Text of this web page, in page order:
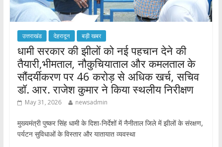
उत्तराखंड देहरादून बड़ी खबर
धामी सरकार की झीलों को नई पहचान देने की
तैयारी,भीमताल, नौकुचियाताल और कमलताल के
सौंदर्यीकरण पर 46 करोड़ से अधिक खर्च, सचिव
डॉ. आर. राजेश कुमार ने किया स्थलीय निरीक्षण
May 31, 2026 newsadmin
मुख्यमंत्री पुष्कर सिंह धामी के दिशा-निर्देशों में नैनीताल जिले में झीलों के संरक्षण,
पर्यटन सुविधाओं के विस्तार और यातायात व्यवस्था